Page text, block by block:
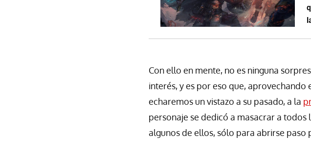
Con ello en mente, no es ninguna
interés, y es por eso que,
echaremos un vistazo a su pasado, a la
personaje se dedicó a masacrar a
algunos de ellos, sólo para abrirse paso